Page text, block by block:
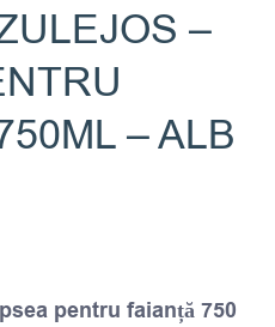
–
– ALB
pentru faianță 750